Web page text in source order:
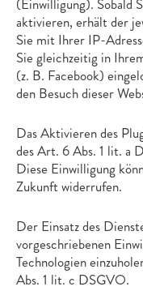
aktivieren, erhält der
Sie mit Ihrer IP-
Sie gleichzeitig in
(z. B. Facebook)
den Besuch dieser
Das Aktivieren des
des Art. 6 Abs. 1 lit. a
Diese Einwilligung
Zukunft widerrufen.
Der Einsatz des
vorgeschriebenen
Technologien
Abs. 1 lit. c DSGVO.